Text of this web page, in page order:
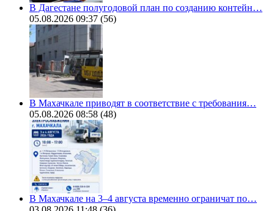
В Дагестане полугодовой план по созданию контейн…
05.08.2026 09:37 (56)
В Махачкале приводят в соответствие с требования…
05.08.2026 08:58 (48)
В Махачкале на 3–4 августа временно ограничат по…